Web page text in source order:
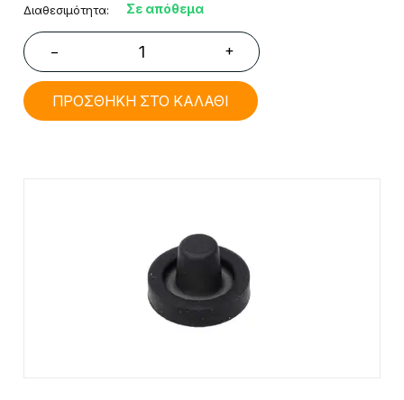
Διαθεσιμότητα: Σε απόθεμα
− +
ΠΡΟΣΘΗΚΗ ΣΤΟ ΚΑΛΑΘΙ